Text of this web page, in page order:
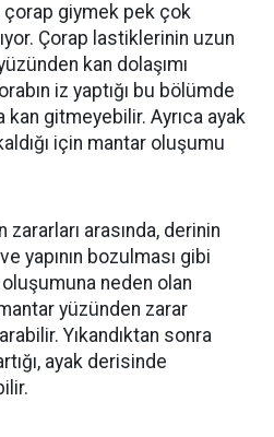
çorap giymek pek çok
Çorap lastiklerinin uzun
kan dolaşımı
iz yaptığı bu bölümde
gitmeyebilir. Ayrıca ayak
için mantar oluşumu
arasında, derinin
yapının bozulması gibi
neden olan
yüzünden zarar
Yıkandıktan sonra
ayak derisinde